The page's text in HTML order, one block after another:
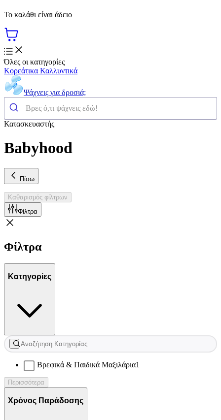
Το καλάθι είναι άδειο
Όλες οι κατηγορίες
Κορεάτικα Καλλυντικά
Ψάχνεις για δροσιά;
Κατασκευαστής
Babyhood
Πίσω
Καθαρισμός φίλτρων
Φίλτρα
Φίλτρα
Κατηγορίες
Βρεφικά & Παιδικά Μαξιλάρια1
Περισσότερα
Χρόνος Παράδοσης